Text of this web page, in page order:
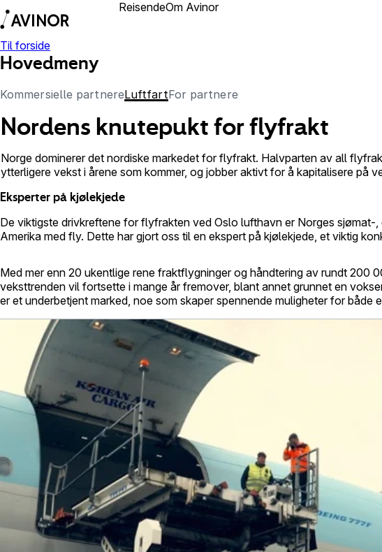
Til forside
ReisendeOm AvinorForretningspartner
Hovedmeny
Kommersielle partnereLuftfartFor partnere
Nordens knutepukt for flyfrakt
Norge dominerer det nordiske markedet for flyfrakt. Halvparten av all
ytterligere vekst i årene som kommer, og jobber aktivt for å kapitalisere på
Eksperter på kjølekjede
De viktigste drivkreftene for flyfrakten ved Oslo lufthavn er Norges
Amerika med fly. Dette har gjort oss til en ekspert på kjølekjede, et viktig
Med mer enn 20 ukentlige rene fraktflygninger og håndtering av rundt
veksttrenden vil fortsette i mange år fremover, blant annet grunnet en
er et underbetjent marked, noe som skaper spennende muligheter for både